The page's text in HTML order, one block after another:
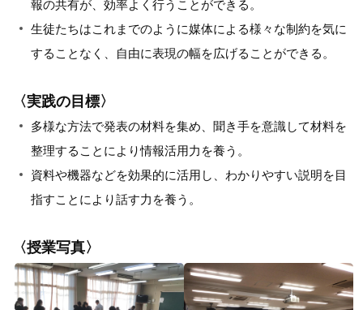
報の共有が、効率よく行うことができる。
生徒たちはこれまでのように媒体による様々な制約を気に
することなく、自由に表現の幅を広げることができる。
〈実践の目標〉
多様な方法で発表の材料を集め、聞き手を意識して材料を
整理することにより情報活用力を養う。
資料や機器などを効果的に活用し、わかりやすい説明を目
指すことにより話す力を養う。
〈授業写真〉